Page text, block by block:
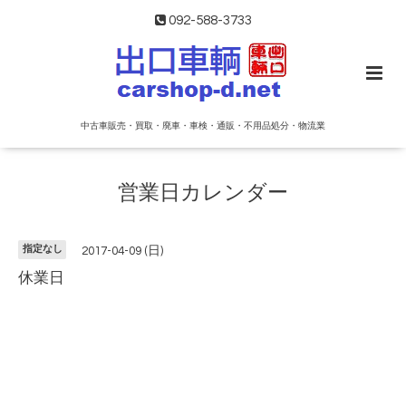
092-588-3733
中古車販売・買取・廃車・車検・通販・不用品処分・物流業
営業日カレンダー
指定なし 2017-04-09 (日)
休業日